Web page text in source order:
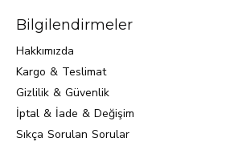
Bilgilendirmeler
Hakkımızda
Kargo & Teslimat
Gizlilik & Güvenlik
İptal & İade & Değişim
Sıkça Sorulan Sorular